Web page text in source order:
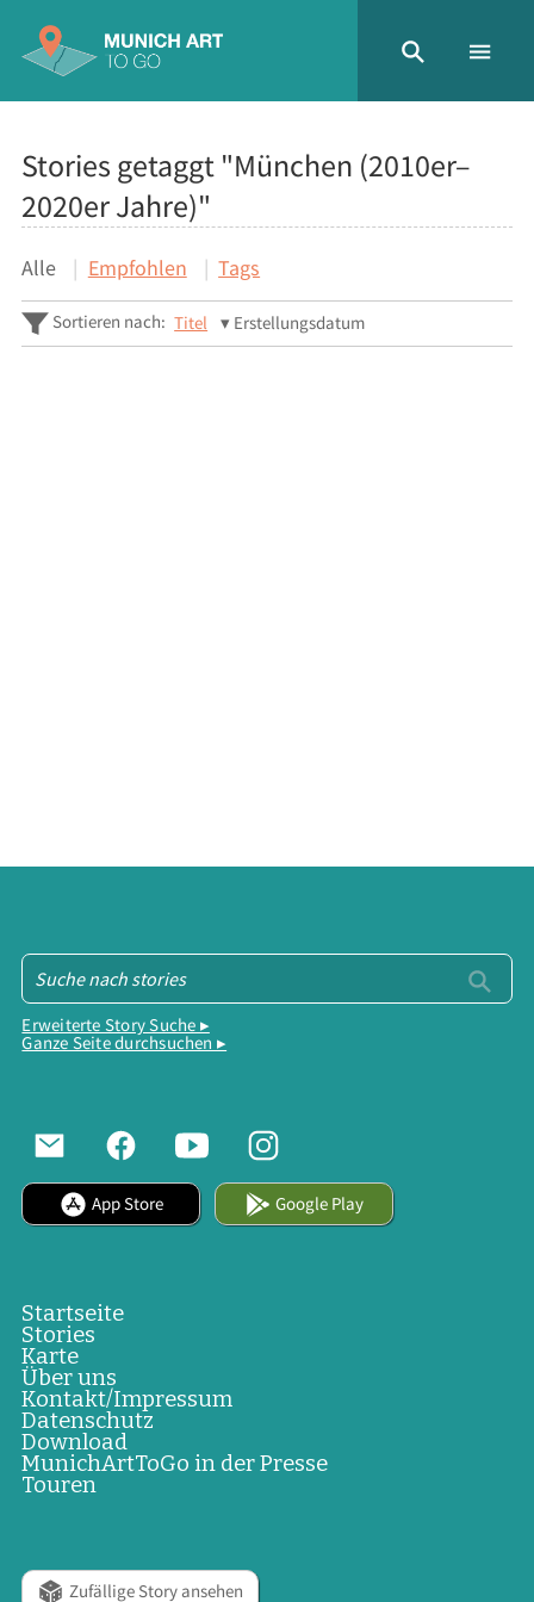
Stories getaggt "München (2010er–
2020er Jahre)"
Alle Empfohlen Tags
Sortieren nach: Titel Erstellungsdatum
Erweiterte Story Suche ▸
Ganze Seite durchsuchen ▸
App Store Google Play
Startseite
Stories
Karte
Über uns
Kontakt/Impressum
Datenschutz
Download
MunichArtToGo in der Presse
Touren
Zufällige Story ansehen